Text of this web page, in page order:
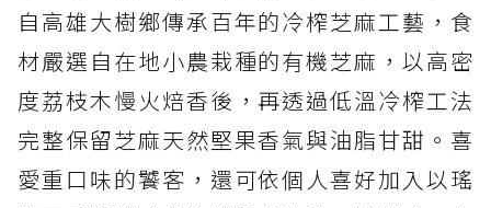
自高雄大樹鄉傳承百年的冷榨芝麻工藝，食
材嚴選自在地小農栽種的有機芝麻，以高密
度荔枝木慢火焙香後，再透過低溫冷榨工法
完整保留芝麻天然堅果香氣與油脂甘甜。喜
愛重口味的饕客，還可依個人喜好加入以瑤